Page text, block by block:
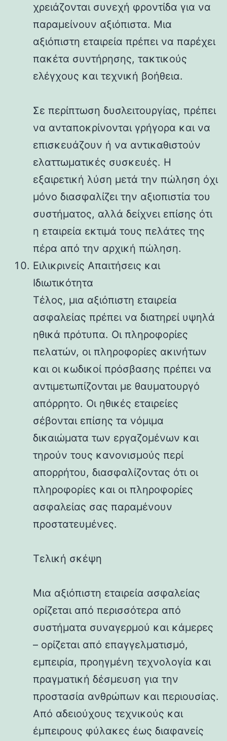
χρειάζονται συνεχή φροντίδα για να
παραμείνουν αξιόπιστα. Μια
αξιόπιστη εταιρεία πρέπει να παρέχει
πακέτα συντήρησης, τακτικούς
ελέγχους και τεχνική βοήθεια.
Σε περίπτωση δυσλειτουργίας, πρέπει
να ανταποκρίνονται γρήγορα και να
επισκευάζουν ή να αντικαθιστούν
ελαττωματικές συσκευές. Η
εξαιρετική λύση μετά την πώληση όχι
μόνο διασφαλίζει την αξιοπιστία του
συστήματος, αλλά δείχνει επίσης ότι
η εταιρεία εκτιμά τους πελάτες της
πέρα ​​από την αρχική πώληση.
Ειλικρινείς Απαιτήσεις και
Ιδιωτικότητα
Τέλος, μια αξιόπιστη εταιρεία
ασφαλείας πρέπει να διατηρεί υψηλά
ηθικά πρότυπα. Οι πληροφορίες
πελατών, οι πληροφορίες ακινήτων
και οι κωδικοί πρόσβασης πρέπει να
αντιμετωπίζονται με θαυματουργό
απόρρητο. Οι ηθικές εταιρείες
σέβονται επίσης τα νόμιμα
δικαιώματα των εργαζομένων και
τηρούν τους κανονισμούς περί
απορρήτου, διασφαλίζοντας ότι οι
πληροφορίες και οι πληροφορίες
ασφαλείας σας παραμένουν
προστατευμένες.
Τελική σκέψη
Μια αξιόπιστη εταιρεία ασφαλείας
ορίζεται από περισσότερα από
συστήματα συναγερμού και κάμερες
– ορίζεται από επαγγελματισμό,
εμπειρία, προηγμένη τεχνολογία και
πραγματική δέσμευση για την
προστασία ανθρώπων και περιουσίας.
Από αδειούχους τεχνικούς και
έμπειρους φύλακες έως διαφανείς